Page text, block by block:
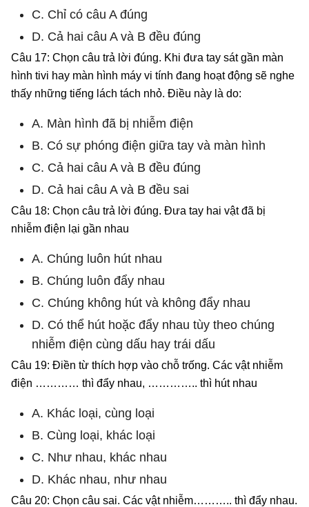
C. Chỉ có câu A đúng
D. Cả hai câu A và B đều đúng
Câu 17: Chọn câu trả lời đúng. Khi đưa tay sát gần màn
hình tivi hay màn hình máy vi tính đang hoạt động sẽ nghe
thấy những tiếng lách tách nhỏ. Điều này là do:
A. Màn hình đã bị nhiễm điện
B. Có sự phóng điện giữa tay và màn hình
C. Cả hai câu A và B đều đúng
D. Cả hai câu A và B đều sai
Câu 18: Chọn câu trả lời đúng. Đưa tay hai vật đã bị
nhiễm điện lại gần nhau
A. Chúng luôn hút nhau
B. Chúng luôn đẩy nhau
C. Chúng không hút và không đẩy nhau
D. Có thể hút hoặc đẩy nhau tùy theo chúng
nhiễm điện cùng dấu hay trái dấu
Câu 19: Điền từ thích hợp vào chỗ trống. Các vật nhiễm
điện ………… thì đẩy nhau, ………….. thì hút nhau
A. Khác loại, cùng loại
B. Cùng loại, khác loại
C. Như nhau, khác nhau
D. Khác nhau, như nhau
Câu 20: Chọn câu sai. Các vật nhiễm……….. thì đẩy nhau.